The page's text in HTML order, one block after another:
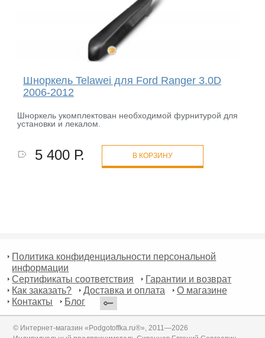
Шноркель Telawei для Ford Ranger 3.0D
2006-2012
Шноркель укомплектован необходимой фурнитурой для
установки и лекалом.
5 400 Р. В КОРЗИНУ
Политика конфиденциальности персональной
информации
Сертификаты соответствия
Гарантии и возврат
Как заказать?
Доставка и оплата
О магазине
Контакты
Блог
© Интернет-магазин «Podgotoffka.ru®», 2011—2026